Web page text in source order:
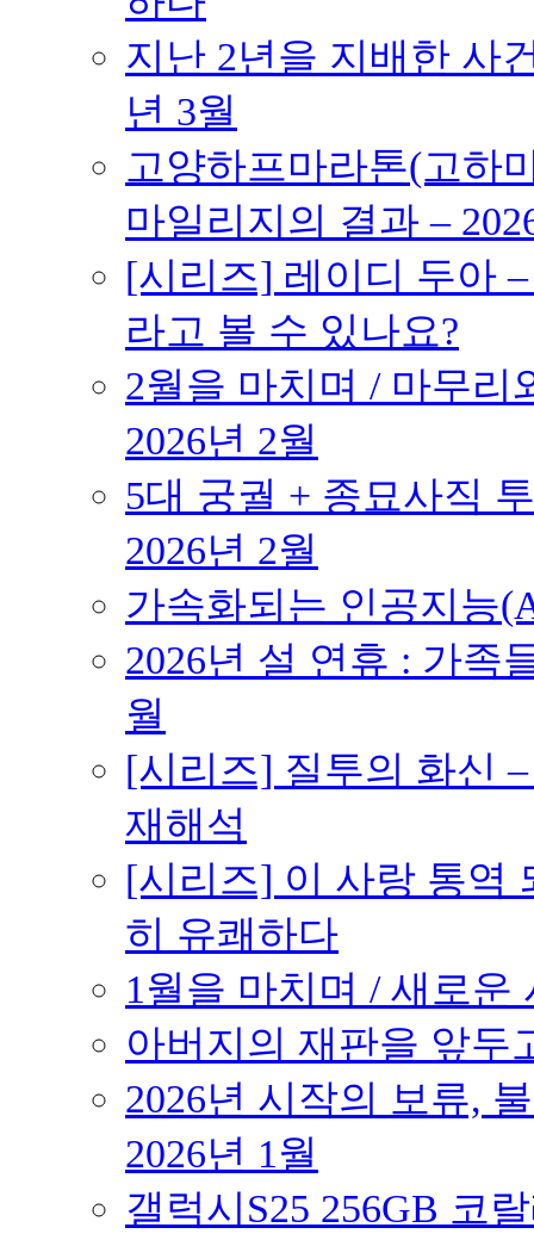
지난 2년을 지배한 사
년 3월
고양하프마라톤(고하
마일리지의 결과 –
[시리즈] 레이디 두아
라고 볼 수 있나요?
2월을 마치며 / 마무리
2026년 2월
5대 궁궐 + 종묘사직
2026년 2월
가속화되는 인공지능
2026년 설 연휴 : 가족
월
[시리즈] 질투의 화신
재해석
[시리즈] 이 사랑 통역
히 유쾌하다
1월을 마치며 / 새로운
아버지의 재판을 앞두
2026년 시작의 보류,
2026년 1월
갤럭시S25 256GB 코